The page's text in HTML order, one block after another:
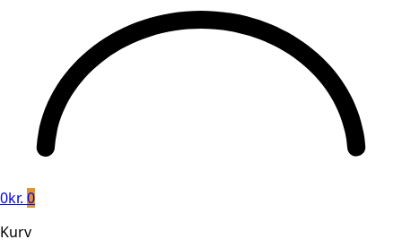
0kr. 0
Kurv